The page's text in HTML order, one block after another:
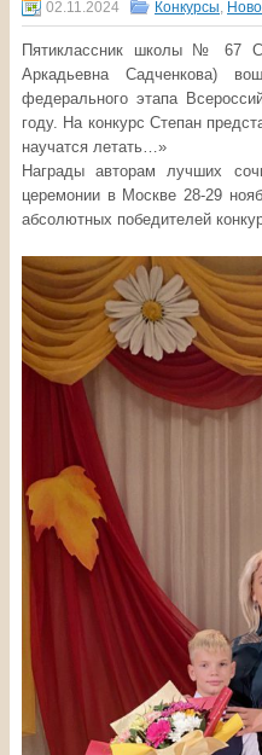
02.11.2024 Конкурсы,
Пятиклассник школы № 67
Аркадьевна Садченкова)
федерального этапа
году. На конкурс Степан
научатся летать…»
Награды авторам лучших
церемонии в Москве 28-29
абсолютных победителей